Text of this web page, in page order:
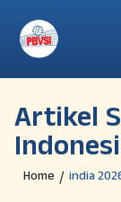
Artikel
Home / india